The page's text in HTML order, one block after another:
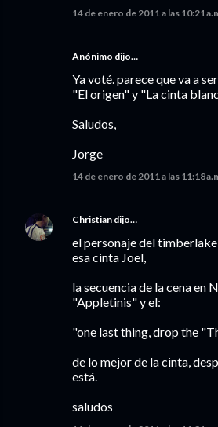
14 de enero de 2011 a las 10:21
Anónimo dijo…
Ya voté. parece que va a
"El origen" y "La cinta
Saludos,
Jorge
14 de enero de 2011 a las 11:18
Christian dijo…
el personaje del
esa cinta Joel,
la secuencia de la cena en
"Appletinis" y el:
"one last thing, drop the
de lo mejor de la cinta,
está.
saludos